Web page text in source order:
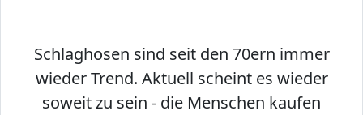
Schlaghosen sind seit den 70ern immer
wieder Trend. Aktuell scheint es wieder
soweit zu sein - die Menschen kaufen